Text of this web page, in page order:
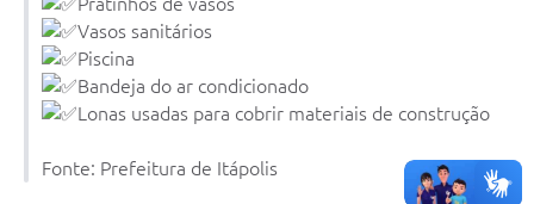
Arquivos para Download
Carta de Serviços
Notícias
Turismo
Vasos sanitários
Piscina
Bandeja do ar condicionado
Lonas usadas para cobrir materiais de construção
Fonte: Prefeitura de Itápolis